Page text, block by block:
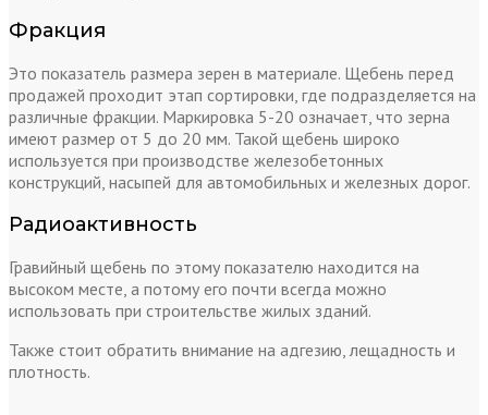
Фракция
Это показатель размера зерен в материале. Щебень перед
продажей проходит этап сортировки, где подразделяется на
различные фракции. Маркировка 5-20 означает, что зерна
имеют размер от 5 до 20 мм. Такой щебень широко
используется при производстве железобетонных
конструкций, насыпей для автомобильных и железных дорог.
Радиоактивность
Гравийный щебень по этому показателю находится на
высоком месте, а потому его почти всегда можно
использовать при строительстве жилых зданий.
Также стоит обратить внимание на адгезию, лещадность и
плотность.